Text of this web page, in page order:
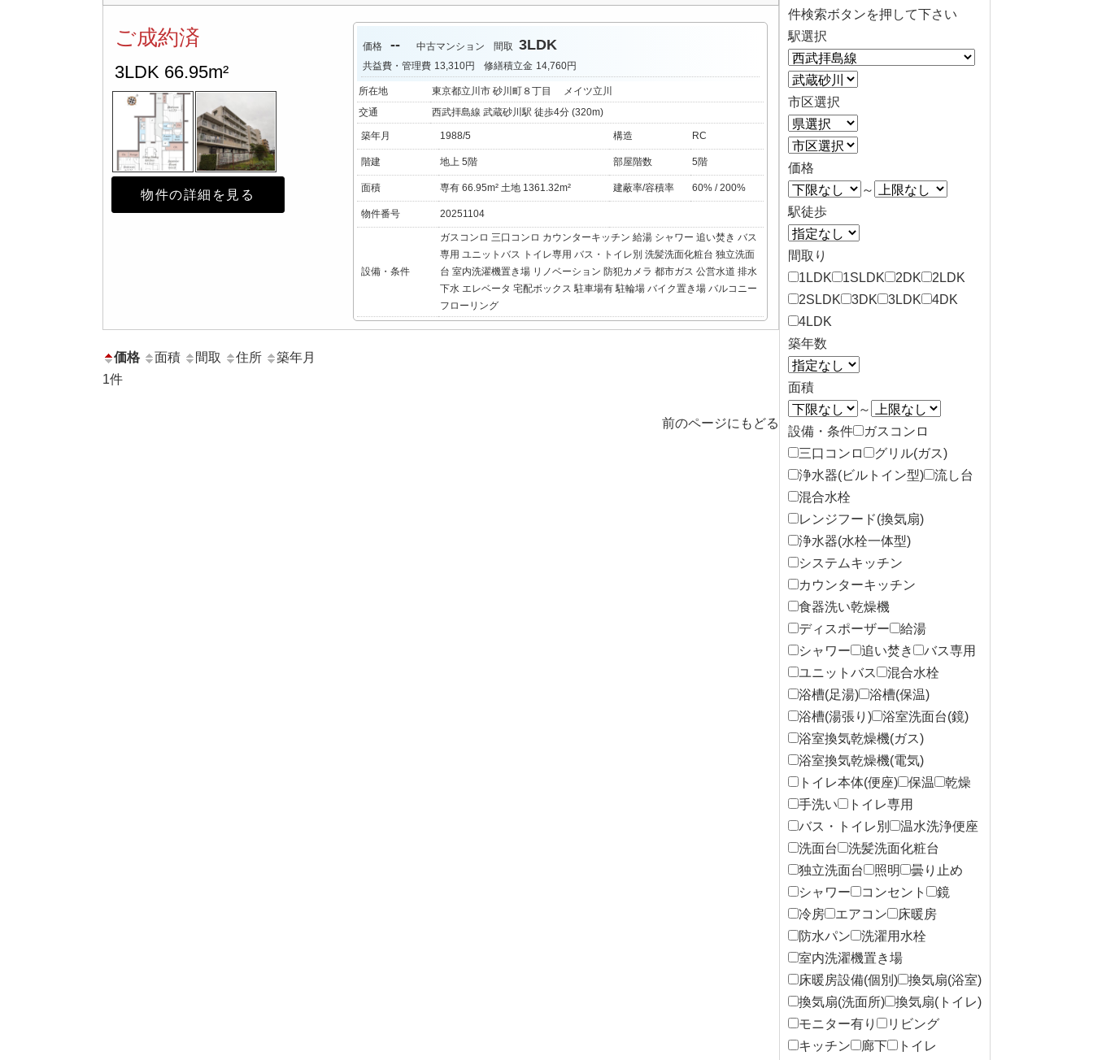
ご成約済
3LDK 66.95m²
物件の詳細を見る
価格 -- 中古マンション 間取 3LDK
共益費・管理費 13,310円 修繕積立金 14,760円
所在地
東京都立川市 砂川町８丁目 メイツ立川
交通
西武拝島線 武蔵砂川駅 徒歩4分 (320m)
築年月 1988/5 構造 RC
階建 地上 5階 部屋階数 5階
面積 専有 66.95m² 土地 1361.32m² 建蔽率/容積率 60% / 200%
物件番号 20251104
設備・条件
ガスコンロ 三口コンロ カウンターキッチン 給湯 シャワー 追い焚き バス
専用 ユニットバス トイレ専用 バス・トイレ別 洗髪洗面化粧台 独立洗面
台 室内洗濯機置き場 リノベーション 防犯カメラ 都市ガス 公営水道 排水
下水 エレベータ 宅配ボックス 駐車場有 駐輪場 バイク置き場 バルコニー
フローリング
価格 面積 間取 住所
築年月
1件
前のページにもどる
件検索ボタンを押して下さい
駅選択
市区選択
価格
～
駅徒歩
間取り
1LDK
1SLDK 2DK
2LDK
2SLDK
3DK 3LDK
4DK
4LDK
築年数
面積
～
設備・条件
ガスコンロ
三口コンロ
グリル(ガス)
浄水器(ビルトイン型)
流し台
混合水栓
レンジフード(換気扇)
浄水器(水栓一体型)
システムキッチン
カウンターキッチン
食器洗い乾燥機
ディスポーザー
給湯
シャワー
追い焚き
バス専用
ユニットバス
混合水栓
浴槽(足湯)
浴槽(保温)
浴槽(湯張り)
浴室洗面台(鏡)
浴室換気乾燥機(ガス)
浴室換気乾燥機(電気)
トイレ本体(便座)
保温
乾燥
手洗い
トイレ専用
バス・トイレ別
温水洗浄便座
洗面台
洗髪洗面化粧台
独立洗面台
照明
曇り止め
シャワー
コンセント
鏡
冷房
エアコン
床暖房
防水パン
洗濯用水栓
室内洗濯機置き場
床暖房設備(個別)
換気扇(浴室)
換気扇(洗面所)
換気扇(トイレ)
モニター有り
リビング
キッチン
廊下
トイレ